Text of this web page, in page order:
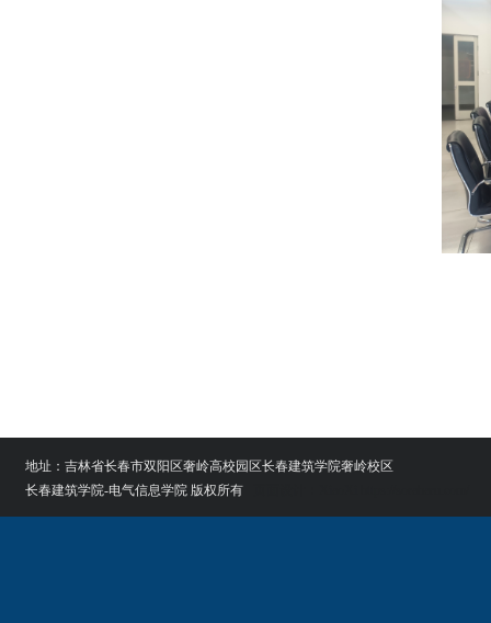
地址：吉林省长春市双阳区奢岭高校园区长春建筑学院奢岭校区
长春建筑学院-电气信息学院 版权所有